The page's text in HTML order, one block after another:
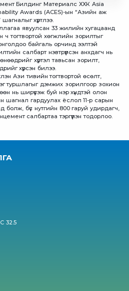
Билдинг Материалс ХХК Asia
Awards (ACES)-ын “Азийн аж
хүртлээ.
явуулсан 33 жилийн хугацаанд
ч тогтвортой хөгжлийн зорилтыг
байгаль орчинд ээлтэй
салбарт нэвтрүүлсэн анхдагч нь
хүртэл тавьсан зорилт,
хүрсэн билээ.
Ази тивийн тогтвортой өсөлт,
туршлагыг дэмжих зорилгоор зохион
нь ширүүсэж буй нэр хүндтэй олон
гардуулах ёслол 11-р сарын
бүс нутгийн 800 гаруй удирдагч,
салбартаа тэргүүлэн тодорлоо.
32.5